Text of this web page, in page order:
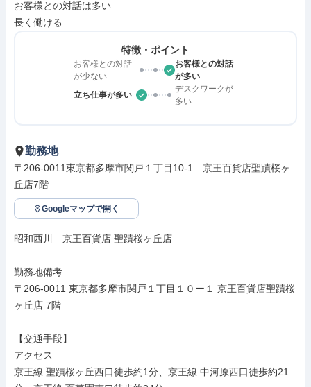
お客様との対話は多い
長く働ける
特徴・ポイント
お客様との対話
が少ない
お客様との対話
が多い
立ち仕事が多い
デスクワークが
多い
勤務地
〒206-0011東京都多摩市関戸１丁目10-1　京王百貨店聖蹟桜ヶ
丘店7階
Googleマップで開く
昭和西川　京王百貨店 聖蹟桜ヶ丘店
勤務地備考
〒206-0011 東京都多摩市関戸１丁目１０ー１ 京王百貨店聖蹟桜
ヶ丘店 7階
【交通手段】
アクセス
京王線 聖蹟桜ヶ丘西口徒歩約1分、京王線 中河原西口徒歩約21